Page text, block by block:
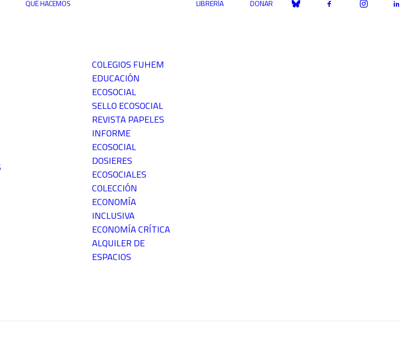
QUÉ HACEMOS
COLEGIOS FUHEM
EDUCACIÓN
ECOSOCIAL
SELLO ECOSOCIAL
REVISTA PAPELES
INFORME
ECOSOCIAL
DOSIERES
ECOSOCIALES
COLECCIÓN
ECONOMÍA
INCLUSIVA
ECONOMÍA CRÍTICA
ALQUILER DE
ESPACIOS
LIBRERÍA DONAR